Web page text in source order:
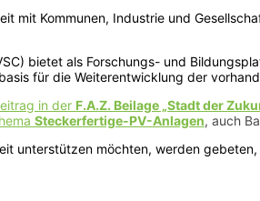
mit Kommunen, Industrie und
bietet als Forschungs- und
für die Weiterentwicklung der
in der F.A.Z. Beilage „Stadt der
Steckerfertige-PV-Anlagen, auch
unterstützen möchten, werden